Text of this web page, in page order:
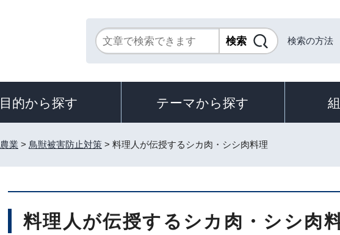
検索の方法
目的から探す テーマから探す
農業 > 鳥獣被害防止対策 > 料理人が伝授するシカ肉・シシ肉料理
料理人が伝授するシカ肉・シシ肉